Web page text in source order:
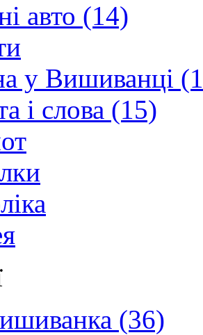
авто (14)
у Вишиванці
і слова (15)
(36)